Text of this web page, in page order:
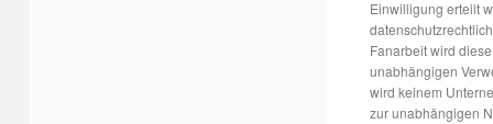
Einwilligung erteilt
Fanarbeit wird
unabhängigen
wird keinem
zur unabhängigen